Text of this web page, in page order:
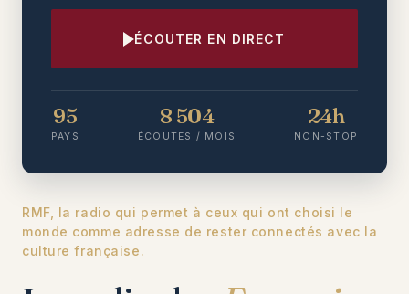
RMF, la radio qui permet à ceux qui ont choisi le
monde comme adresse de rester connectés avec la
culture française.
ÉCOUTER EN DIRECT
95
PAYS
8 504
ÉCOUTES / MOIS
24h
NON-STOP